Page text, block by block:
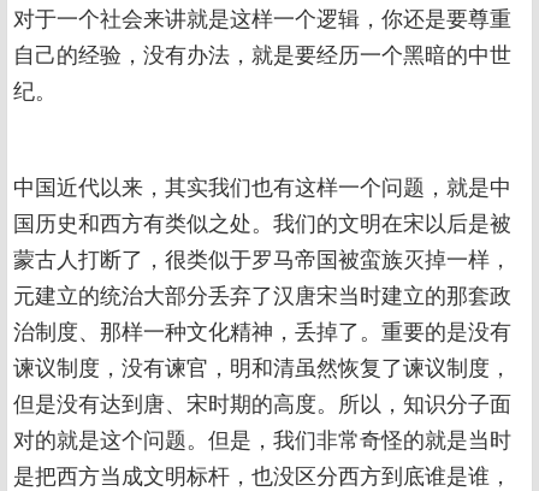
对于一个社会来讲就是这样一个逻辑，你还是要尊重
自己的经验，没有办法，就是要经历一个黑暗的中世
纪。
中国近代以来，其实我们也有这样一个问题，就是中
国历史和西方有类似之处。我们的文明在宋以后是被
蒙古人打断了，很类似于罗马帝国被蛮族灭掉一样，
元建立的统治大部分丢弃了汉唐宋当时建立的那套政
治制度、那样一种文化精神，丢掉了。重要的是没有
谏议制度，没有谏官，明和清虽然恢复了谏议制度，
但是没有达到唐、宋时期的高度。所以，知识分子面
对的就是这个问题。但是，我们非常奇怪的就是当时
是把西方当成文明标杆，也没区分西方到底谁是谁，